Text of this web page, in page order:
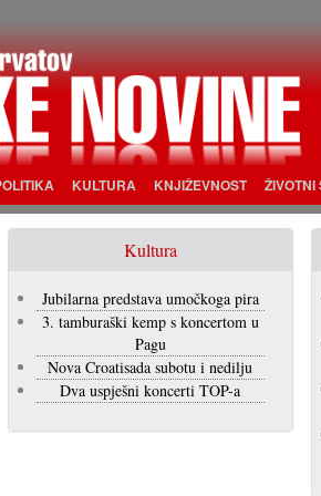
KULTURA KNJIŽEVNOST ŽIVOTNI
Kultura
Jubilarna predstava umočkoga pira
3. tamburaški kemp s koncertom u
Pagu
Nova Croatisada subotu i nedilju
Dva uspješni koncerti TOP-a